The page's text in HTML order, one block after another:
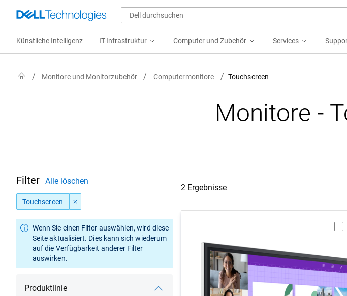
Künstliche Intelligenz IT-Infrastruktur Computer und Zubehör Services
Monitore und Monitorzubehör Computermonitore Touchscreen
Monitore -
Filter Alle löschen
Touchscreen
Wenn Sie einen Filter auswählen, wird diese
Seite aktualisiert. Dies kann sich wiederum
auf die Verfügbarkeit anderer Filter
auswirken.
Produktlinie
2 Ergebnisse